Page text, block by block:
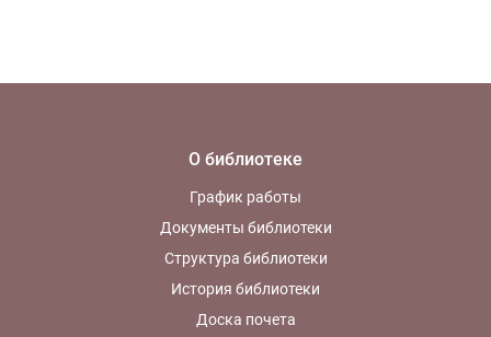
О библиотеке
График работы
Документы библиотеки
Структура библиотеки
История библиотеки
Доска почета